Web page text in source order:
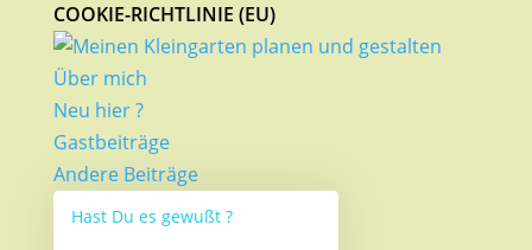
COOKIE-RICHTLINIE (EU)
Über mich
Neu hier ?
Gastbeiträge
Andere Beiträge
Hast Du es gewußt ?